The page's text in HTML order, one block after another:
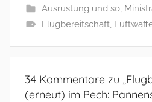
Ausrüstung und so,
Flugbereitschaft,
34 Kommentare zu „
(erneut) im Pech: